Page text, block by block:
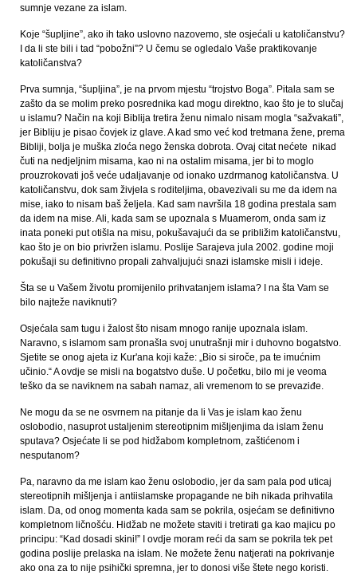
sumnje vezane za islam.
Koje “šupljine”, ako ih tako uslovno nazovemo, ste osjećali u katoličanstvu?
I da li ste bili i tad “pobožni”? U čemu se ogledalo Vaše praktikovanje
katoličanstva?
Prva sumnja, “šupljina”, je na prvom mjestu “trojstvo Boga”. Pitala sam se
zašto da se molim preko posrednika kad mogu direktno, kao što je to slučaj
u islamu? Način na koji Biblija tretira ženu nimalo nisam mogla “sažvakati”,
jer Bibliju je pisao čovjek iz glave. A kad smo već kod tretmana žene, prema
Bibliji, bolja je muška zloća nego ženska dobrota. Ovaj citat nećete nikad
čuti na nedjeljnim misama, kao ni na ostalim misama, jer bi to moglo
prouzrokovati još veće udaljavanje od ionako uzdrmanog katoličanstva. U
katoličanstvu, dok sam živjela s roditeljima, obavezivali su me da idem na
mise, iako to nisam baš željela. Kad sam navršila 18 godina prestala sam
da idem na mise. Ali, kada sam se upoznala s Muamerom, onda sam iz
inata poneki put otišla na misu, pokušavajući da se približim katoličanstvu,
kao što je on bio privržen islamu. Poslije Sarajeva jula 2002. godine moji
pokušaji su definitivno propali zahvaljujući snazi islamske misli i ideje.
Šta se u Vašem životu promijenilo prihvatanjem islama? I na šta Vam se
bilo najteže naviknuti?
Osjećala sam tugu i žalost što nisam mnogo ranije upoznala islam.
Naravno, s islamom sam pronašla svoj unutrašnji mir i duhovno bogatstvo.
Sjetite se onog ajeta iz Kur'ana koji kaže: „Bio si siroče, pa te imućnim
učinio.“ A ovdje se misli na bogatstvo duše. U početku, bilo mi je veoma
teško da se naviknem na sabah namaz, ali vremenom to se prevaziđe.
Ne mogu da se ne osvrnem na pitanje da li Vas je islam kao ženu
oslobodio, nasuprot ustaljenim stereotipnim mišljenjima da islam ženu
sputava? Osjećate li se pod hidžabom kompletnom, zaštićenom i
nesputanom?
Pa, naravno da me islam kao ženu oslobodio, jer da sam pala pod uticaj
stereotipnih mišljenja i antiislamske propagande ne bih nikada prihvatila
islam. Da, od onog momenta kada sam se pokrila, osjećam se definitivno
kompletnom ličnošću. Hidžab ne možete staviti i tretirati ga kao majicu po
principu: “Kad dosadi skini!” I ovdje moram reći da sam se pokrila tek pet
godina poslije prelaska na islam. Ne možete ženu natjerati na pokrivanje
ako ona za to nije psihički spremna, jer to donosi više štete nego koristi.